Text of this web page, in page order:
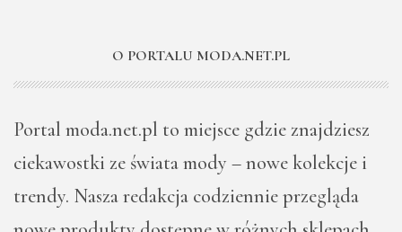
O PORTALU MODA.NET.PL
Portal moda.net.pl to miejsce gdzie znajdziesz
ciekawostki ze świata mody – nowe kolekcje i
trendy. Nasza redakcja codziennie przegląda